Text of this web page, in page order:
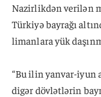
Nazirlikdən verilən
Türkiyə bayrağı
limanlara yük
“Bu ilin yanvar-iyun
digər dövlətlərin